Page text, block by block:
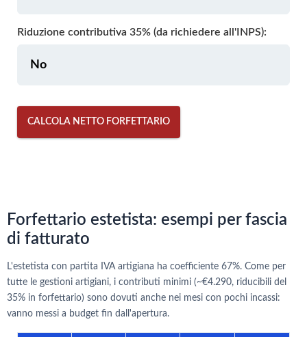
Riduzione contributiva 35% (da richiedere all'INPS):
CALCOLA NETTO FORFETTARIO
Forfettario estetista: esempi per fascia
di fatturato
L'estetista con partita IVA artigiana ha coefficiente 67%. Come per
tutte le gestioni artigiani, i contributi minimi (~€4.290, riducibili del
35% in forfettario) sono dovuti anche nei mesi con pochi incassi:
vanno messi a budget fin dall'apertura.